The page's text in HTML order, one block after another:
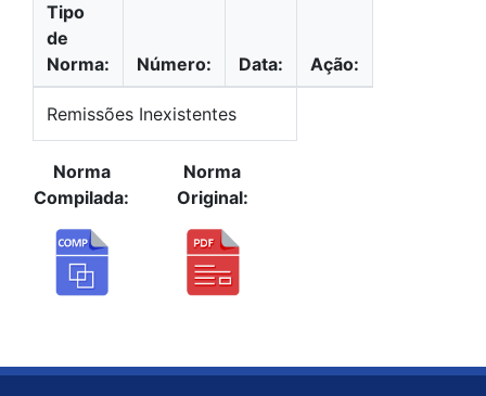
Tipo
de
Norma:
Número: Data: Ação:
Remissões Inexistentes
Norma
Compilada:
Norma
Original: